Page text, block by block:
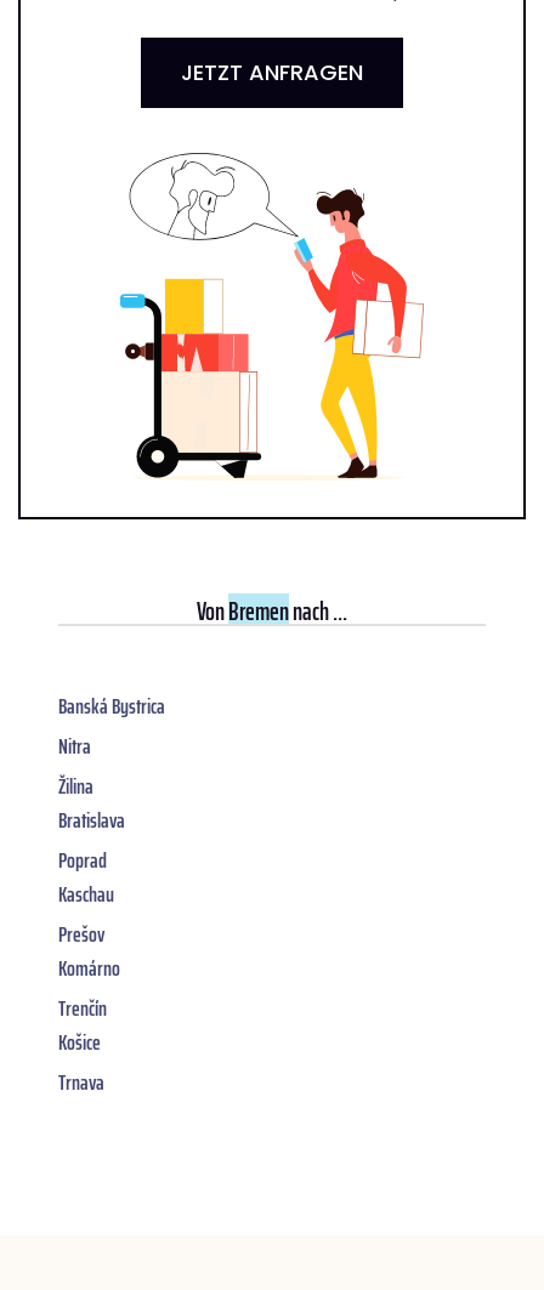
JETZT ANFRAGEN
VonBremennach ...
Banská Bystrica
Nitra
Žilina
Bratislava
Poprad
Kaschau
Prešov
Komárno
Trenčín
Košice
Trnava